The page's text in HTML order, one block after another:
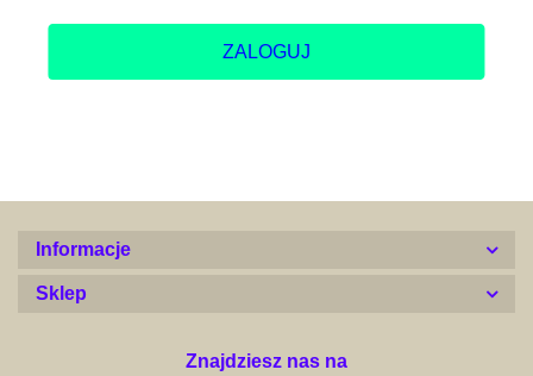
ZALOGUJ
Informacje
Sklep
Znajdziesz nas na